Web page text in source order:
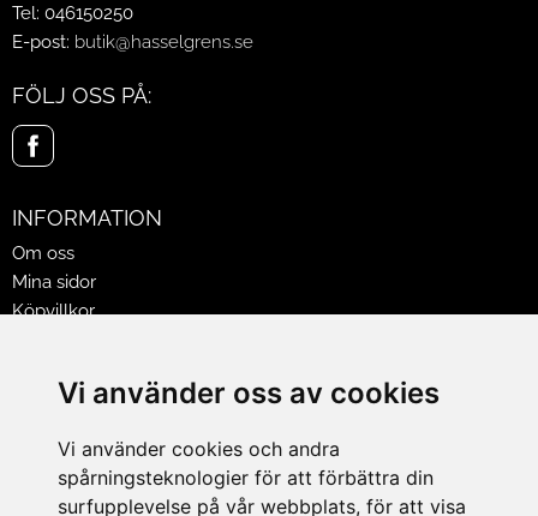
Vi använder oss av cookies
Vi använder cookies och andra
spårningsteknologier för att förbättra din
surfupplevelse på vår webbplats, för att visa
Tel: 046150250
E-post: butik@hasselgrens.se
FÖLJ OSS PÅ:
INFORMATION
Om oss
Mina sidor
Köpvillkor
Jobba på Hasselgrens
LEVERANS